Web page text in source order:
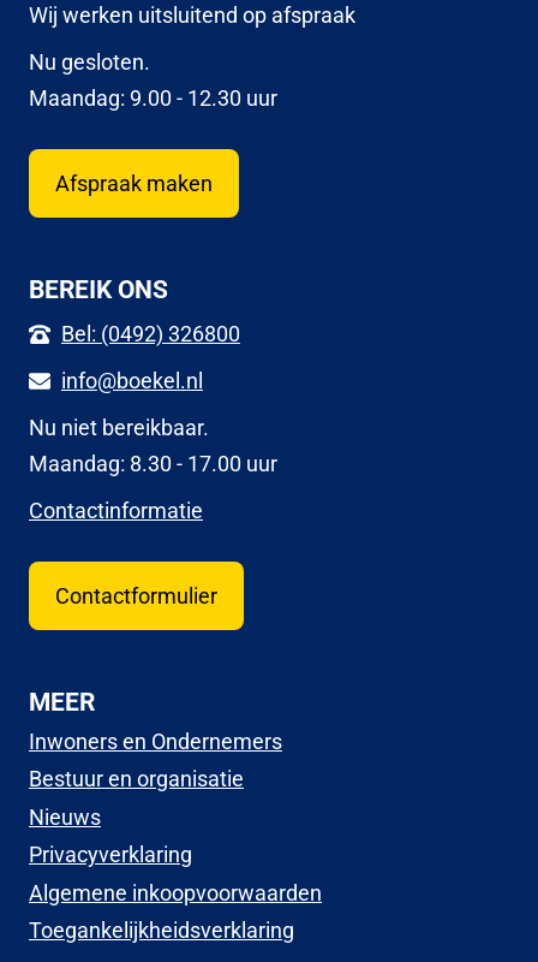
Wij werken uitsluitend op afspraak
Nu gesloten.
Maandag: 9.00 - 12.30 uur
Afspraak maken
BEREIK ONS
Bel: (0492) 326800
info@boekel.nl
Nu niet bereikbaar.
Maandag: 8.30 - 17.00 uur
Contactinformatie
Contactformulier
MEER
Inwoners en Ondernemers
Bestuur en organisatie
Nieuws
Privacyverklaring
Algemene inkoopvoorwaarden
Toegankelijkheidsverklaring